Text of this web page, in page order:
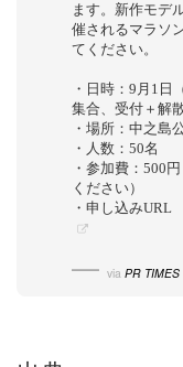
ます。新作モデ
催されるマラソ
てください。
・日時：9月1日
集合、受付＋解散
・場所：中之島
・人数：50名
・参加費：500
ください）
・申し込みURL
via PR TIMES